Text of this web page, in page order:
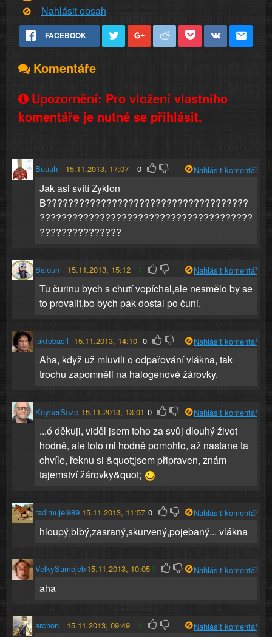
Nahlásit obsah
FACEBOOK
Komentáře
Upozornění: Pro vložení vlastního
komentáře je nutné se přihlásit.
Buuuh 15.11.2013, 17:07 0 Nahlásit komentář
Jak asi svítí Zyklon
B?????????????????????????????????????
???????????????????????????????????????
???????????????
Baloun 15.11.2013, 15:12 1 Nahlásit komentář
Tu čurinu bych s chutí vopíchal,ale nesmělo by se
to provalit,bo bych pak dostal po čuni.
laktobacil 15.11.2013, 14:10 0 Nahlásit komentář
Aha, když už mluvili o odpařování vlákna, tak
trochu zapomněli na halogenové žárovky.
KeyserSoze 15.11.2013, 13:01 0 Nahlásit komentář
...ó děkuji, viděl jsem toho za svůj dlouhý život
hodně, ale toto mi hodně pomohlo, až nastane ta
chvíle, řeknu si &quot;jsem připraven, znám
tajemství žárovky&quot;
radimujel989 15.11.2013, 11:57 0 Nahlásit komentář
hloupý,blbý,zasraný,skurvený,pojebaný... vlákna
VelkySamojeb15.11.2013, 10:051 Nahlásit komentář
aha
archon 15.11.2013, 09:49 1 Nahlásit komentář